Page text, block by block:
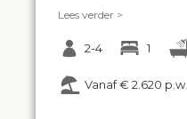
Lees verder >
2-4 1
Vanaf € 2.620 p.w.